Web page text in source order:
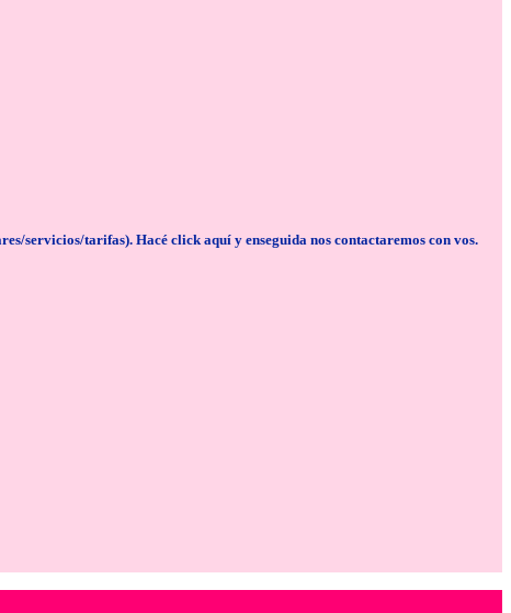
servicios/tarifas). Hacé click aquí y enseguida nos contactaremos con vos.